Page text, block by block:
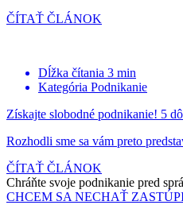
ČÍTAŤ ČLÁNOK
Dĺžka čítania 3 min
Kategória Podnikanie
Získajte slobodné podnikanie! 5
Rozhodli sme sa vám preto
ČÍTAŤ ČLÁNOK
Chráňte svoje podnikanie pred
CHCEM SA NECHAŤ